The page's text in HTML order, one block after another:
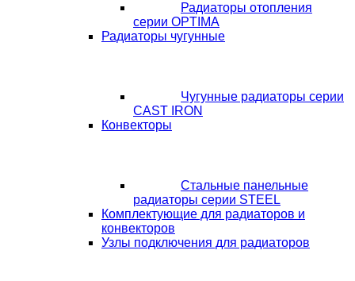
Радиаторы отопления
серии OPTIMA
Радиаторы чугунные
Чугунные радиаторы серии
CAST IRON
Конвекторы
Стальные панельные
радиаторы серии STEEL
Комплектующие для радиаторов и
конвекторов
Узлы подключения для радиаторов